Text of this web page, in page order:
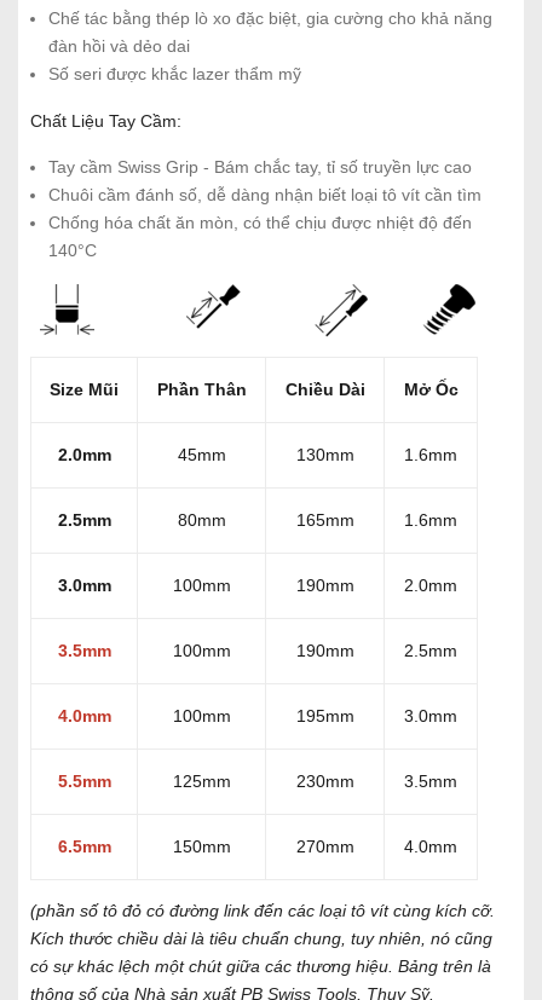
Chế tác bằng thép lò xo đặc biệt, gia cường cho khả năng
đàn hồi và dẻo dai
Số seri được khắc lazer thẩm mỹ
Chất Liệu Tay Cầm:
Tay cầm Swiss Grip - Bám chắc tay, tỉ số truyền lực cao
Chuôi cầm đánh số, dễ dàng nhận biết loại tô vít cần tìm
Chống hóa chất ăn mòn, có thể chịu được nhiệt độ đến
140°C
Size Mũi Phần Thân Chiều Dài Mở Ốc
2.0mm 45mm 130mm 1.6mm
2.5mm 80mm 165mm 1.6mm
3.0mm 100mm 190mm 2.0mm
3.5mm 100mm 190mm 2.5mm
4.0mm 100mm 195mm 3.0mm
5.5mm 125mm 230mm 3.5mm
6.5mm 150mm 270mm 4.0mm
(phần số tô đỏ có đường link đến các loại tô vít cùng kích cỡ.
Kích thước chiều dài là tiêu chuẩn chung, tuy nhiên, nó cũng
có sự khác lệch một chút giữa các thương hiệu. Bảng trên là
thông số của Nhà sản xuất PB Swiss Tools, Thụy Sỹ.